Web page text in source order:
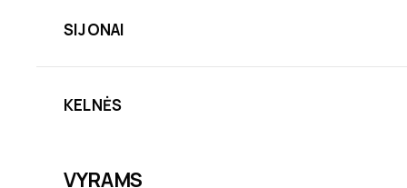
SIJONAI
KELNĖS
VYRAMS